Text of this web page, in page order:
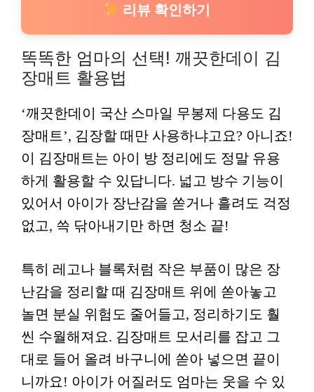
리뷰 확인하기
똑똑한 엄마의 선택! 깨끗한데이 김
장매트 활용법
‘깨끗한데이 국산 스마일 무봉제 다용도 김
장매트’, 김장할 때만 사용하냐고요? 아니죠!
이 김장매트는 아이 방 정리에도 정말 유용
하게 활용할 수 있답니다. 넓고 방수 기능이
있어서 아이가 장난감을 쏟거나 흘려도 걱정
없고, 쓱 닦아내기만 하면 청소 끝!
특히 레고나 블록처럼 작은 부품이 많은 장
난감을 정리할 때 김장매트 위에 쏟아놓고
놀면 분실 위험도 줄어들고, 정리하기도 훨
씬 수월해져요. 김장매트 모서리를 잡고 그
대로 들어 올려 바구니에 쏟아 넣으면 끝이
니까요! 아이가 어질러도 엄마는 웃을 수 있